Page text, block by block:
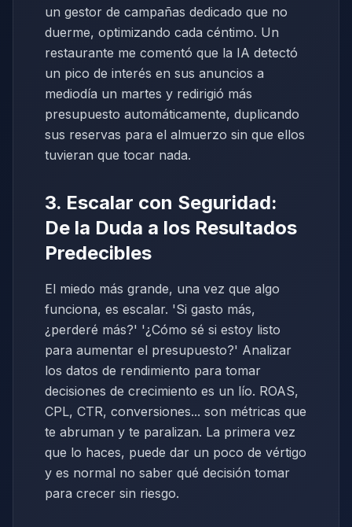
un gestor de campañas dedicado que no
duerme, optimizando cada céntimo. Un
restaurante me comentó que la IA detectó
un pico de interés en sus anuncios a
mediodía un martes y redirigió más
presupuesto automáticamente, duplicando
sus reservas para el almuerzo sin que ellos
tuvieran que tocar nada.
3. Escalar con Seguridad:
De la Duda a los Resultados
Predecibles
El miedo más grande, una vez que algo
funciona, es escalar. 'Si gasto más,
¿perderé más?' '¿Cómo sé si estoy listo
para aumentar el presupuesto?' Analizar
los datos de rendimiento para tomar
decisiones de crecimiento es un lío. ROAS,
CPL, CTR, conversiones... son métricas que
te abruman y te paralizan. La primera vez
que lo haces, puede dar un poco de vértigo
y es normal no saber qué decisión tomar
para crecer sin riesgo.